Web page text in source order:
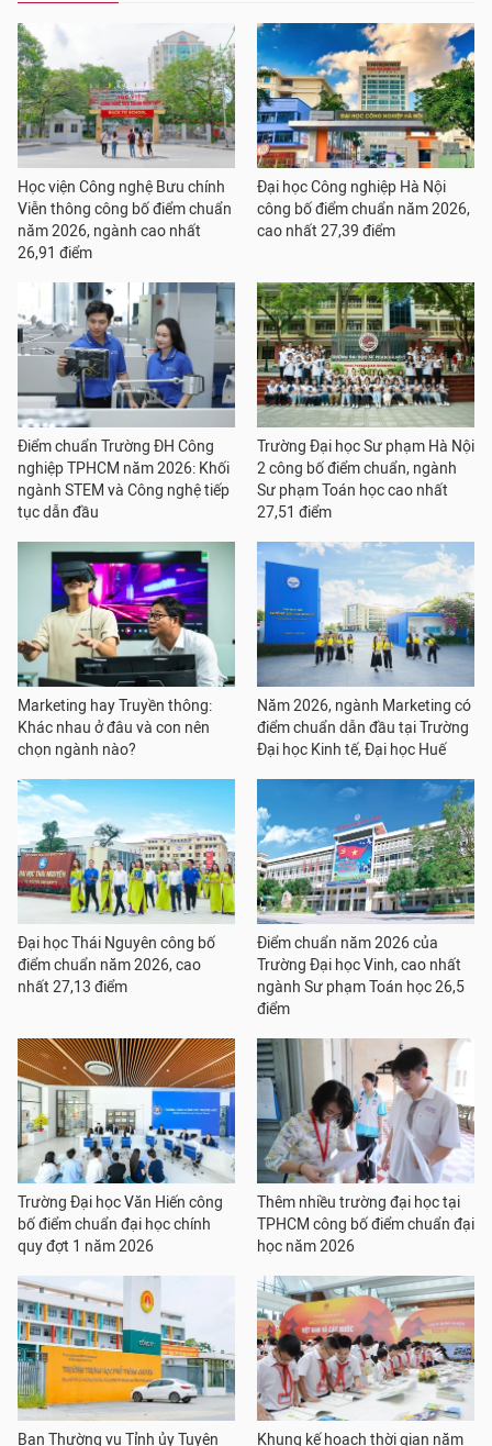
Học viện Công nghệ Bưu chính
Viễn thông công bố điểm chuẩn
năm 2026, ngành cao nhất
26,91 điểm
Đại học Công nghiệp Hà Nội
công bố điểm chuẩn năm 2026,
cao nhất 27,39 điểm
Điểm chuẩn Trường ĐH Công
nghiệp TPHCM năm 2026: Khối
ngành STEM và Công nghệ tiếp
tục dẫn đầu
Trường Đại học Sư phạm Hà Nội
2 công bố điểm chuẩn, ngành
Sư phạm Toán học cao nhất
27,51 điểm
Marketing hay Truyền thông:
Khác nhau ở đâu và con nên
chọn ngành nào?
Năm 2026, ngành Marketing có
điểm chuẩn dẫn đầu tại Trường
Đại học Kinh tế, Đại học Huế
Đại học Thái Nguyên công bố
điểm chuẩn năm 2026, cao
nhất 27,13 điểm
Điểm chuẩn năm 2026 của
Trường Đại học Vinh, cao nhất
ngành Sư phạm Toán học 26,5
điểm
Trường Đại học Văn Hiến công
bố điểm chuẩn đại học chính
quy đợt 1 năm 2026
Thêm nhiều trường đại học tại
TPHCM công bố điểm chuẩn đại
học năm 2026
Ban Thường vụ Tỉnh ủy Tuyên Khung kế hoạch thời gian năm